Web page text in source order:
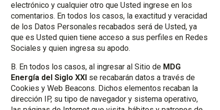
electrónico y cualquier otro que Usted ingrese en los
comentarios. En todos los casos, la exactitud y veracidad
de los Datos Personales recabados será de Usted, ya
que es Usted quien tiene acceso a sus perfiles en Redes
Sociales y quien ingresa su apodo.
B. En todos los casos, al ingresar al Sitio de MDG
Energía del Siglo XXI se recabarán datos a través de
Cookies y Web Beacons. Dichos elementos recaban la
dirección IP, su tipo de navegador y sistema operativo,